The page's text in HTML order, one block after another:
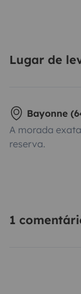
Lugar de
Bayonne
A morada
reserva.
1